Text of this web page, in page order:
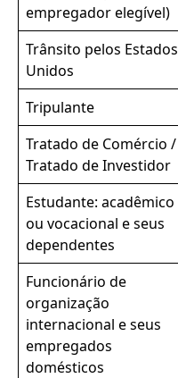
empregador elegível)
Trânsito pelos Estados
Unidos
Tripulante
Tratado de Comércio /
Tratado de Investidor
Estudante: acadêmico
ou vocacional e seus
dependentes
Funcionário de
organização
internacional e seus
empregados
domésticos